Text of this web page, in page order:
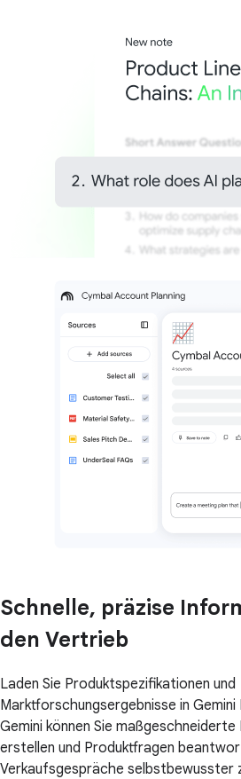
Schnelle, präzise
den Vertrieb
Laden Sie Produktspezifikationen und
Marktforschungsergebnisse in
Gemini können Sie
erstellen und Produktfragen
Verkaufsgespräche selbstbewusster